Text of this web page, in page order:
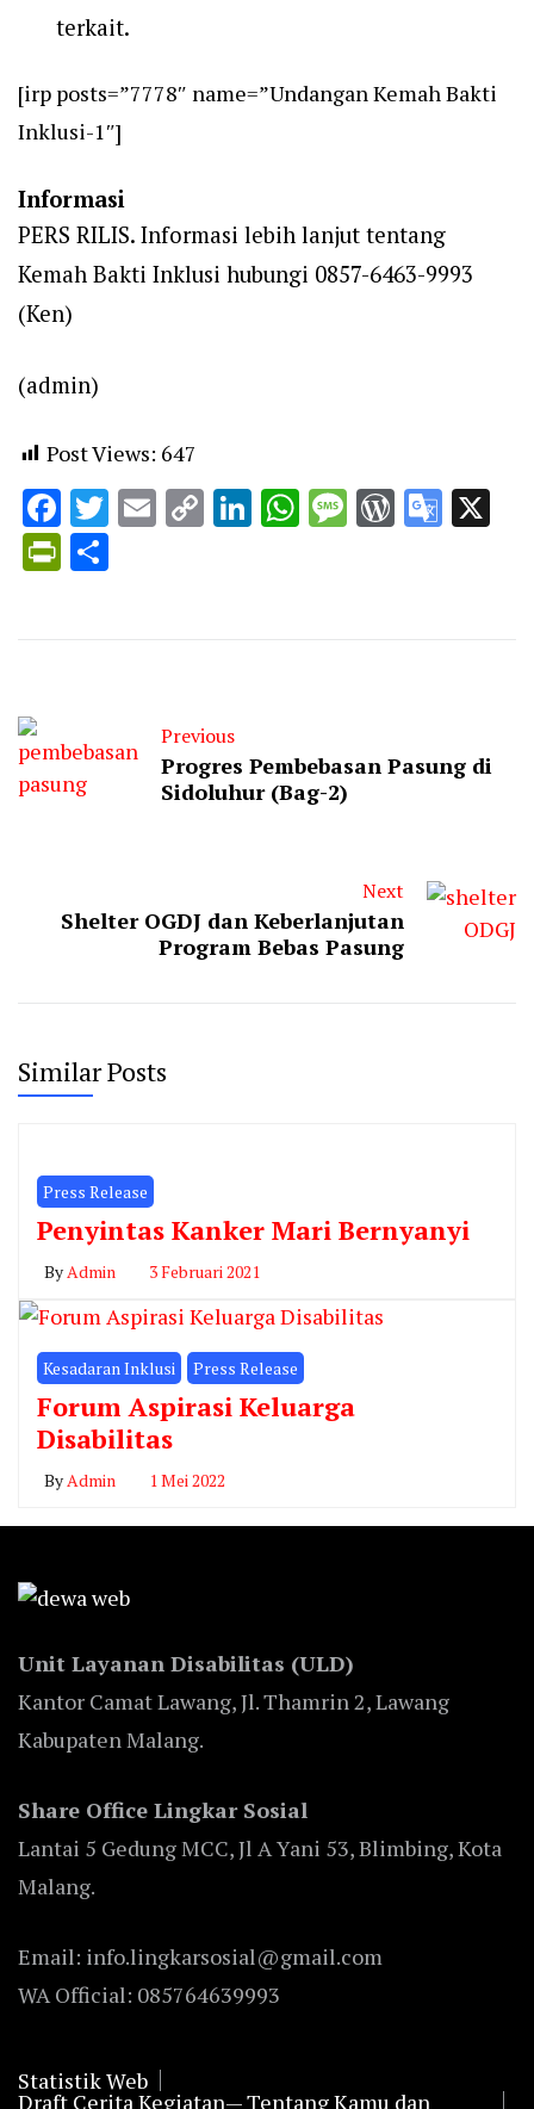
terkait.
[irp posts=”7778″ name=”Undangan Kemah Bakti
Inklusi-1″]
Informasi
PERS RILIS. Informasi lebih lanjut tentang
Kemah Bakti Inklusi hubungi 0857-6463-9993
(Ken)
(admin)
Post Views: 647
Facebook
Twitter
EmailCopyLinkedIn
WhatsApp
Message
PrintFriendly
Previous
Progres Pembebasan Pasung di
Sidoluhur (Bag-2)
Next
Shelter OGDJ dan Keberlanjutan
Program Bebas Pasung
Similar Posts
Press Release
Penyintas Kanker Mari Bernyanyi
By Admin 3 Februari 2021
Kesadaran Inklusi Press Release
Forum Aspirasi Keluarga
Disabilitas
By Admin 1 Mei 2022
Unit Layanan Disabilitas (ULD)
Kantor Camat Lawang, Jl. Thamrin 2, Lawang
Kabupaten Malang.
Share Office Lingkar Sosial
Lantai 5 Gedung MCC, Jl A Yani 53, Blimbing, Kota
Malang.
Email: info.lingkarsosial@gmail.com
WA Official: 085764639993
Statistik Web
Draft Cerita Kegiatan— Tentang Kamu dan